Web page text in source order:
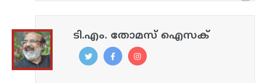
ടി.എം. തോമസ് ഐസക്